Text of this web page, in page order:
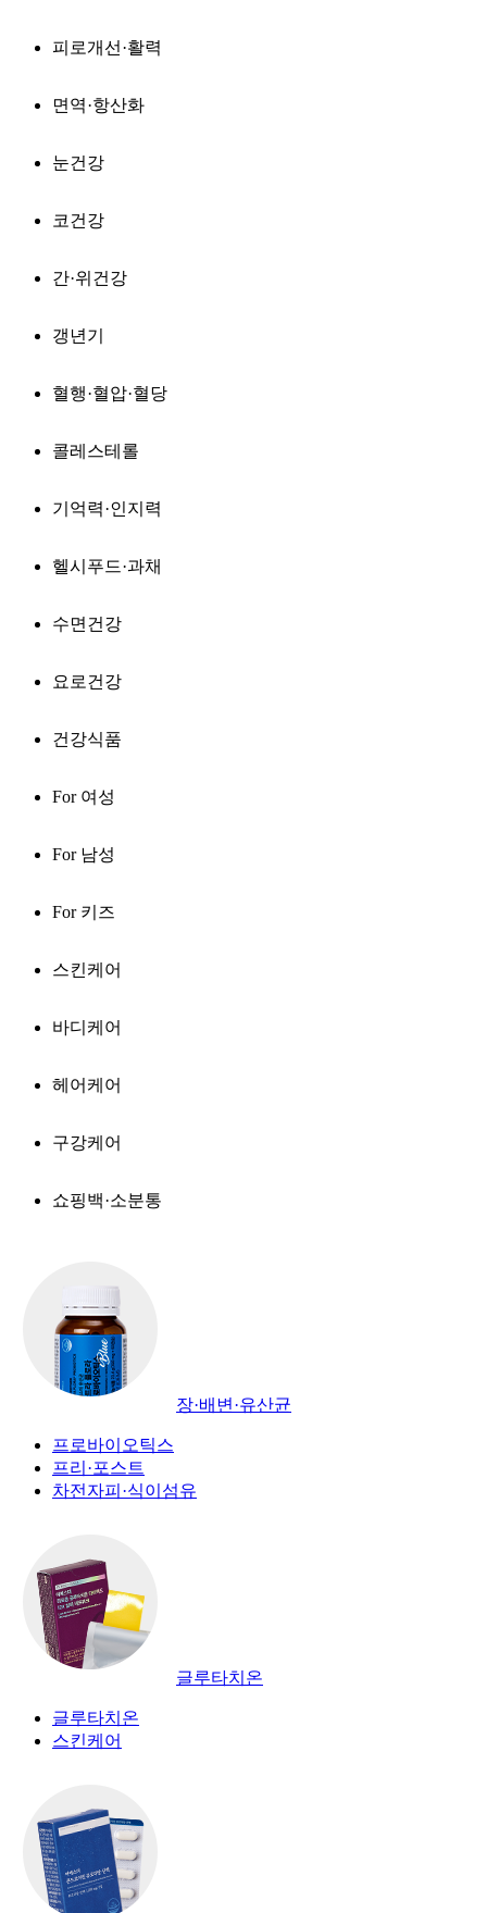
피로개선·활력
면역·항산화
눈건강
코건강
간·위건강
갱년기
혈행·혈압·혈당
콜레스테롤
기억력·인지력
헬시푸드·과채
수면건강
요로건강
건강식품
For 여성
For 남성
For 키즈
스킨케어
바디케어
헤어케어
구강케어
쇼핑백·소분통
장·배변·유산균
프로바이오틱스
프리·포스트
차전자피·식이섬유
글루타치온
글루타치온
스킨케어